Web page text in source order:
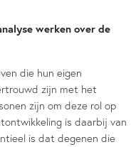
werken over de
die hun eigen
zijn met het
zijn om deze rol op
is daarbij van
is dat degenen die